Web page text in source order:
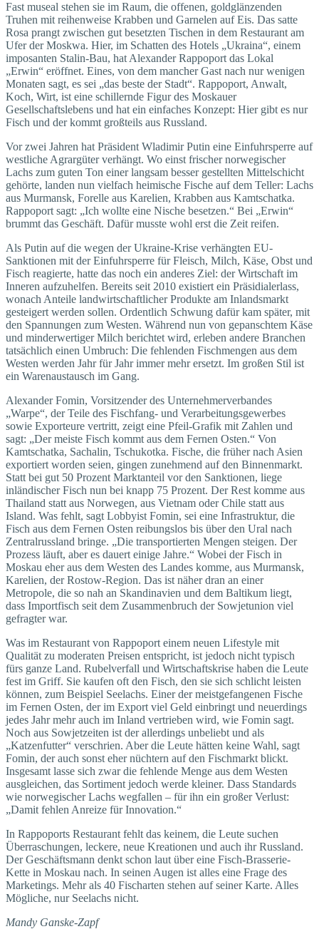
Fast museal stehen sie im Raum, die offenen, goldglänzenden
Truhen mit reihenweise Krabben und Garnelen auf Eis. Das satte
Rosa prangt zwischen gut besetzten Tischen in dem Restaurant am
Ufer der Moskwa. Hier, im Schatten des Hotels „Ukraina“, einem
imposanten Stalin-Bau, hat Alexander Rappoport das Lokal
„Erwin“ eröffnet. Eines, von dem mancher Gast nach nur wenigen
Monaten sagt, es sei „das beste der Stadt“. Rappoport, Anwalt,
Koch, Wirt, ist eine schillernde Figur des Moskauer
Gesellschaftslebens und hat ein einfaches Konzept: Hier gibt es nur
Fisch und der kommt großteils aus Russland.
Vor zwei Jahren hat Präsident Wladimir Putin eine Einfuhrsperre auf
westliche Agrargüter verhängt. Wo einst frischer norwegischer
Lachs zum guten Ton einer langsam besser gestellten Mittelschicht
gehörte, landen nun vielfach heimische Fische auf dem Teller: Lachs
aus Murmansk, Forelle aus Karelien, Krabben aus Kamtschatka.
Rappoport sagt: „Ich wollte eine Nische besetzen.“ Bei „Erwin“
brummt das Geschäft. Dafür musste wohl erst die Zeit reifen.
Als Putin auf die wegen der Ukraine-Krise verhängten EU-
Sanktionen mit der Einfuhrsperre für Fleisch, Milch, Käse, Obst und
Fisch reagierte, hatte das noch ein anderes Ziel: der Wirtschaft im
Inneren aufzuhelfen. Bereits seit 2010 existiert ein Präsidialerlass,
wonach Anteile landwirtschaftlicher Produkte am Inlandsmarkt
gesteigert werden sollen. Ordentlich Schwung dafür kam später, mit
den Spannungen zum Westen. Während nun von gepanschtem Käse
und minderwertiger Milch berichtet wird, erleben andere Branchen
tatsächlich einen Umbruch: Die fehlenden Fischmengen aus dem
Westen werden Jahr für Jahr immer mehr ersetzt. Im großen Stil ist
ein Warenaustausch im Gang.
Alexander Fomin, Vorsitzender des Unternehmerverbandes
„Warpe“, der Teile des Fischfang- und Verarbeitungsgewerbes
sowie Exporteure vertritt, zeigt eine Pfeil-Grafik mit Zahlen und
sagt: „Der meiste Fisch kommt aus dem Fernen Osten.“ Von
Kamtschatka, Sachalin, Tschukotka. Fische, die früher nach Asien
exportiert worden seien, gingen zunehmend auf den Binnenmarkt.
Statt bei gut 50 Prozent Marktanteil vor den Sanktionen, liege
inländischer Fisch nun bei knapp 75 Prozent. Der Rest komme aus
Thailand statt aus Norwegen, aus Vietnam oder Chile statt aus
Island. Was fehlt, sagt Lobbyist Fomin, sei eine Infrastruktur, die
Fisch aus dem Fernen Osten reibungslos bis über den Ural nach
Zentralrussland bringe. „Die transportierten Mengen steigen. Der
Prozess läuft, aber es dauert einige Jahre.“ Wobei der Fisch in
Moskau eher aus dem Westen des Landes komme, aus Murmansk,
Karelien, der Rostow-Region. Das ist näher dran an einer
Metropole, die so nah an Skandinavien und dem Baltikum liegt,
dass Importfisch seit dem Zusammenbruch der Sowjetunion viel
gefragter war.
Was im Restaurant von Rappoport einem neuen Lifestyle mit
Qualität zu moderaten Preisen entspricht, ist jedoch nicht typisch
fürs ganze Land. Rubelverfall und Wirtschaftskrise haben die Leute
fest im Griff. Sie kaufen oft den Fisch, den sie sich schlicht leisten
können, zum Beispiel Seelachs. Einer der meistgefangenen Fische
im Fernen Osten, der im Export viel Geld einbringt und neuerdings
jedes Jahr mehr auch im Inland vertrieben wird, wie Fomin sagt.
Noch aus Sowjetzeiten ist der allerdings unbeliebt und als
„Katzenfutter“ verschrien. Aber die Leute hätten keine Wahl, sagt
Fomin, der auch sonst eher nüchtern auf den Fischmarkt blickt.
Insgesamt lasse sich zwar die fehlende Menge aus dem Westen
ausgleichen, das Sortiment jedoch werde kleiner. Dass Standards
wie norwegischer Lachs wegfallen – für ihn ein großer Verlust:
„Damit fehlen Anreize für Innovation.“
In Rappoports Restaurant fehlt das keinem, die Leute suchen
Überraschungen, leckere, neue Kreationen und auch ihr Russland.
Der Geschäftsmann denkt schon laut über eine Fisch-Brasserie-
Kette in Moskau nach. In seinen Augen ist alles eine Frage des
Marketings. Mehr als 40 Fischarten stehen auf seiner Karte. Alles
Mögliche, nur Seelachs nicht.
Mandy Ganske-Zapf